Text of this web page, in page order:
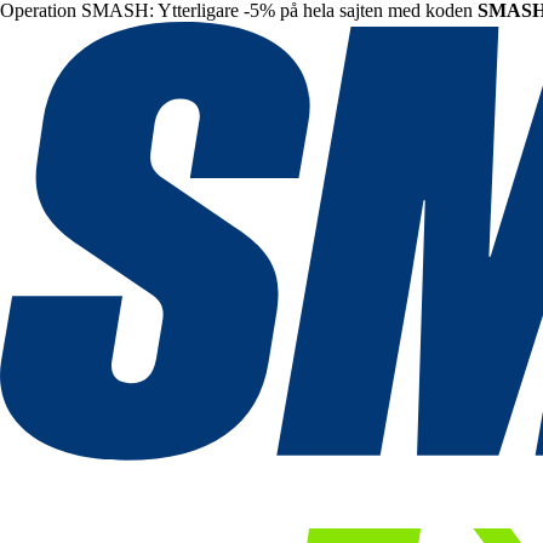
Operation SMASH: Ytterligare -5% på hela sajten med koden